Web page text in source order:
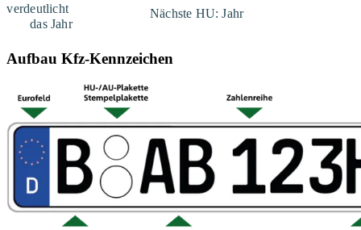
Aufbau Kfz-Kennzeichen